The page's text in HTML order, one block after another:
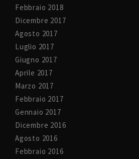
Febbraio 2018
Dicembre 2017
Agosto 2017
Luglio 2017
Giugno 2017
Aprile 2017
Marzo 2017
Febbraio 2017
Gennaio 2017
Dicembre 2016
Agosto 2016
Febbraio 2016